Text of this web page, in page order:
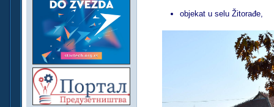
objekat u selu Žitorađe,